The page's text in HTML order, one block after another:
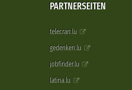
PARTNERSEITEN
telecran.lu
gedenken.lu
jobfinder.lu
latina.lu